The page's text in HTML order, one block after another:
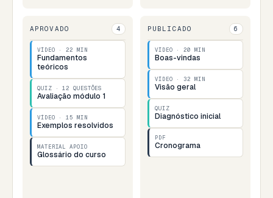
APROVADO 4
VÍDEO · 22 MIN
Fundamentos
teóricos
QUIZ · 12 QUESTÕES
Avaliação módulo 1
VÍDEO · 15 MIN
Exemplos resolvidos
MATERIAL APOIO
Glossário do curso
PUBLICADO 6
VÍDEO · 20 MIN
Boas-vindas
VÍDEO · 32 MIN
Visão geral
QUIZ
Diagnóstico inicial
PDF
Cronograma